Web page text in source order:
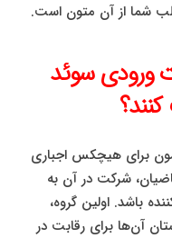
شما از آن متون است.
ورودی سوئد
برای هیچکس اجباری
شرکت در آن به
باشد. اولین گروه،
آن‌ها برای رقابت در